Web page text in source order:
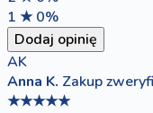
1 ★ 0%
Dodaj opinię
AK
Anna K. Zakup
★★★★★